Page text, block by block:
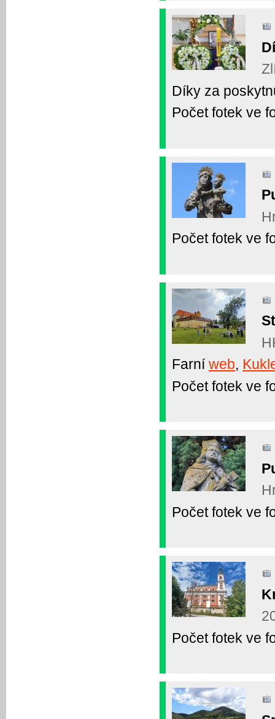
Díky za
Počet fotek ve
Počet fotek ve
Farníweb,
Počet fotek ve
Počet fotek ve
Počet fotek ve